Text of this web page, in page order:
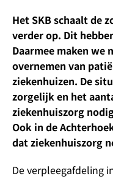
Het SKB schaalt de
verder op. Dit
Daarmee maken we
overnemen van
ziekenhuizen. De
zorgelijk en het
ziekenhuiszorg
Ook in de
dat ziekenhuiszorg
De verpleegafdeling